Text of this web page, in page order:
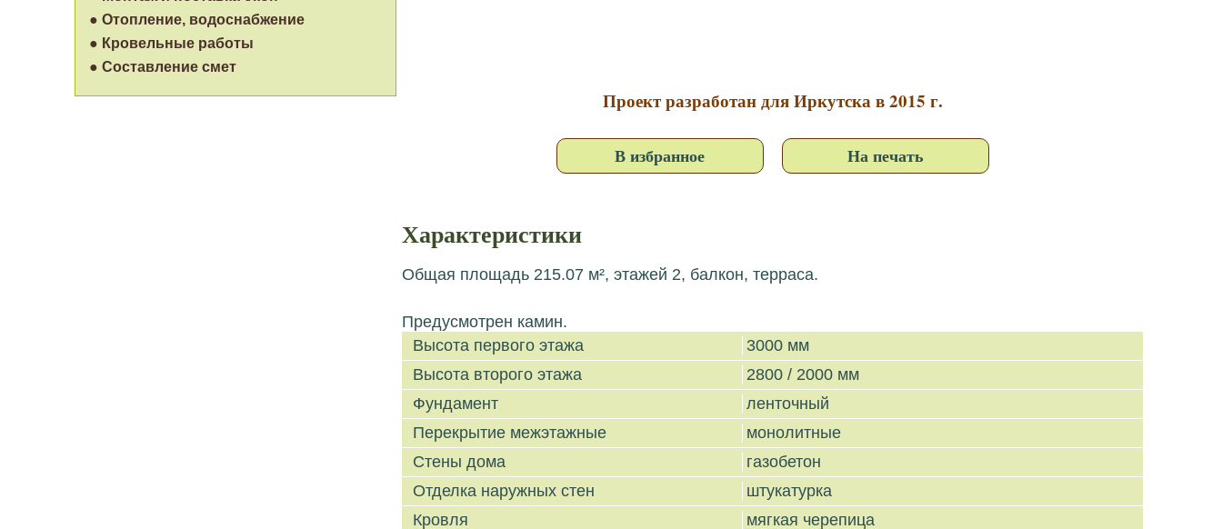
● Отопление, водоснабжение
● Кровельные работы
● Составление смет
Проект разработан для Иркутска в 2015 г.
В избранное На печать
Характеристики
Общая площадь 215.07 м², этажей 2, балкон, терраса.
Предусмотрен камин.
Высота первого этажа
3000 мм
Высота второго этажа
2800 / 2000 мм
Фундамент
ленточный
Перекрытие межэтажные
монолитные
Стены дома
газобетон
Отделка наружных стен
штукатурка
Кровля
мягкая черепица